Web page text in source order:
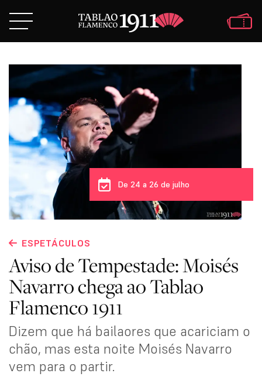
De 24 a 26 de julho
ESPETÁCULOS
Aviso de Tempestade: Moisés
Navarro chega ao Tablao
Flamenco 1911
Dizem que há bailaores que acariciam o
chão, mas esta noite Moisés Navarro
vem para o partir.